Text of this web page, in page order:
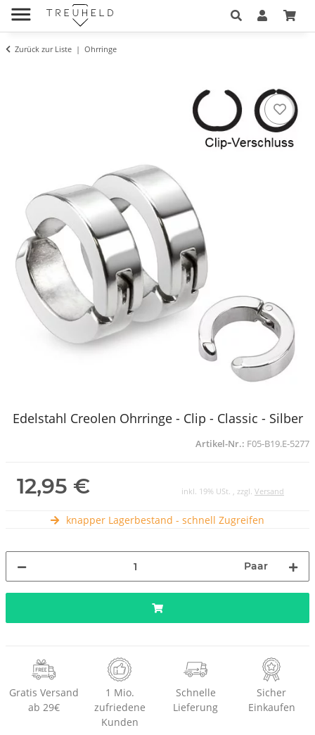
Zurück zur Liste Ohrringe
Edelstahl Creolen Ohrringe - Clip - Classic - Silber
Artikel-Nr.: F05-B19.E-5277
12,95 € inkl. 19% USt. , zzgl. Versand
knapper Lagerbestand - schnell Zugreifen
Paar
Gratis Versand
ab 29€
1 Mio.
zufriedene
Kunden
Schnelle
Lieferung
Sicher
Einkaufen